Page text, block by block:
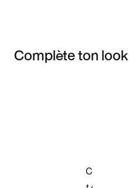
Complète ton look